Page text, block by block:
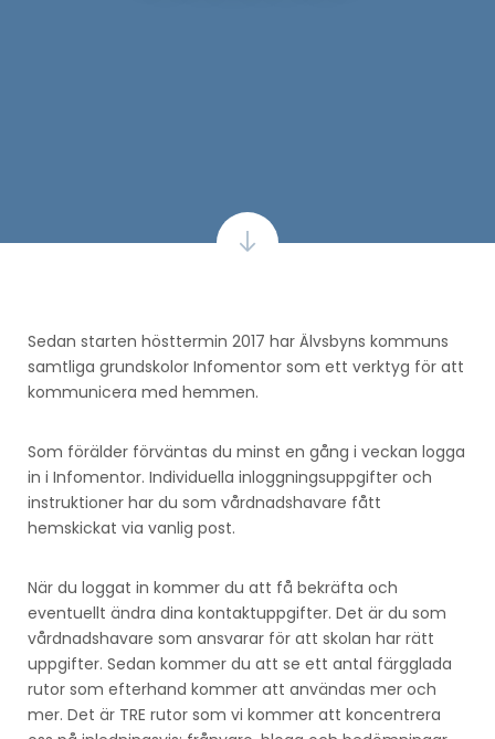
Sedan starten hösttermin 2017 har Älvsbyns kommuns
samtliga grundskolor Infomentor som ett verktyg för att
kommunicera med hemmen.
Som förälder förväntas du minst en gång i veckan logga
in i Infomentor. Individuella inloggningsuppgifter och
instruktioner har du som vårdnadshavare fått
hemskickat via vanlig post.
När du loggat in kommer du att få bekräfta och
eventuellt ändra dina kontaktuppgifter. Det är du som
vårdnadshavare som ansvarar för att skolan har rätt
uppgifter. Sedan kommer du att se ett antal färgglada
rutor som efterhand kommer att användas mer och
mer. Det är TRE rutor som vi kommer att koncentrera